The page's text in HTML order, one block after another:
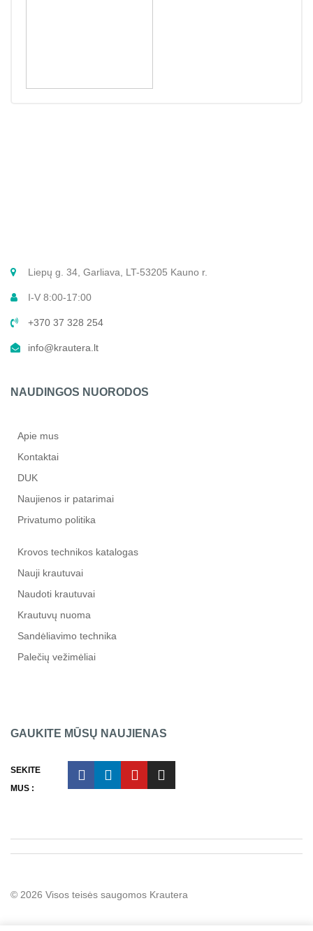
Liepų g. 34, Garliava, LT-53205 Kauno r.
I-V 8:00-17:00
+370 37 328 254
info@krautera.lt
NAUDINGOS NUORODOS
Apie mus
Kontaktai
DUK
Naujienos ir patarimai
Privatumo politika
Krovos technikos katalogas
Nauji krautuvai
Naudoti krautuvai
Krautuvų nuoma
Sandėliavimo technika
Palečių vežimėliai
GAUKITE MŪSŲ NAUJIENAS
SEKITE
MUS :
© 2026 Visos teisės saugomos Krautera